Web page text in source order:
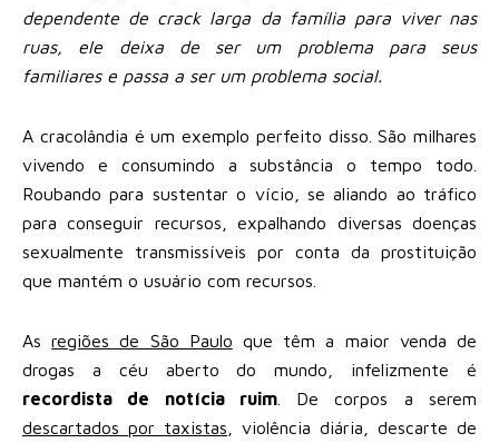
dependente de crack larga da família para viver nas
ruas, ele deixa de ser um problema para seus
familiares e passa a ser um problema social.
A cracolândia é um exemplo perfeito disso. São milhares
vivendo e consumindo a substância o tempo todo.
Roubando para sustentar o vício, se aliando ao tráfico
para conseguir recursos, expalhando diversas doenças
sexualmente transmissíveis por conta da prostituição
que mantém o usuário com recursos.
Asregiões de São Paulo que têm a maior venda de
drogas a céu aberto do mundo, infelizmente é
recordista de notícia ruim. De corpos a serem
descartados por taxistas , violência diária, descarte de